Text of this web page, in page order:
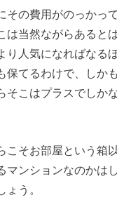
その費用がのっかっ
は当然ながらあると
り人気になればなる
保てるわけで、しか
そこはプラスでしか
こそお部屋という箱
マンションなのかは
う。